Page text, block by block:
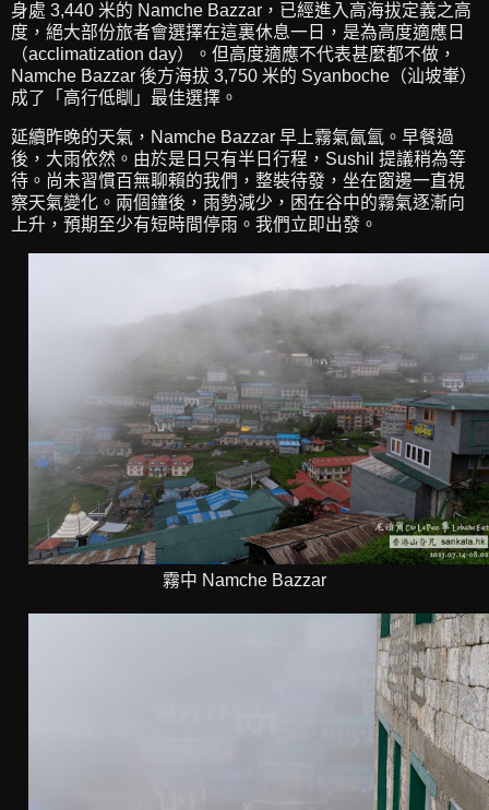
身處 3,440 米的 Namche Bazzar，已經進入高海拔定義之高
度，絕大部份旅者會選擇在這裏休息一日，是為高度適應日
（acclimatization day）。但高度適應不代表甚麼都不做，
Namche Bazzar 後方海拔 3,750 米的 Syanboche（汕坡輋）
成了「高行低瞓」最佳選擇。
延續昨晚的天氣，Namche Bazzar 早上霧氣氤氳。早餐過
後，大雨依然。由於是日只有半日行程，Sushil 提議稍為等
待。尚未習慣百無聊賴的我們，整裝待發，坐在窗邊一直視
察天氣變化。兩個鐘後，雨勢減少，困在谷中的霧氣逐漸向
上升，預期至少有短時間停雨。我們立即出發。
霧中 Namche Bazzar